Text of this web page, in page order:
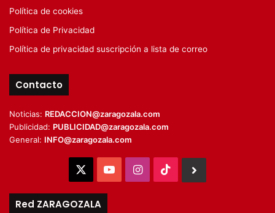
Política de cookies
Política de Privacidad
Política de privacidad suscripción a lista de correo
Contacto
Noticias: REDACCION@zaragozala.com
Publicidad: PUBLICIDAD@zaragozala.com
General: INFO@zaragozala.com
YouTubeInstagram
TikTok
Red ZARAGOZALA